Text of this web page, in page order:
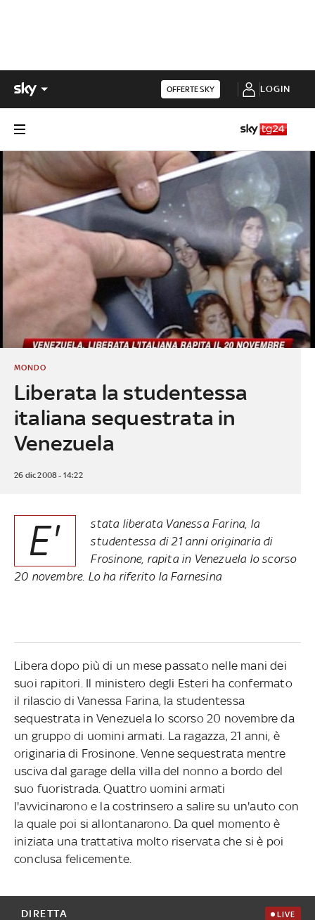
OFFERTE SKY LOGIN
Liberata la studentessa
italiana sequestrata in
Venezuela
MONDO
26 dic 2008 - 14:22
E'
stata liberata Vanessa Farina, la
studentessa di 21 anni originaria di
Frosinone, rapita in Venezuela lo scorso
20 novembre. Lo ha riferito la Farnesina
Libera dopo più di un mese passato nelle mani dei
suoi rapitori. Il ministero degli Esteri ha confermato
il rilascio di Vanessa Farina, la studentessa
sequestrata in Venezuela lo scorso 20 novembre da
un gruppo di uomini armati. La ragazza, 21 anni, è
originaria di Frosinone. Venne sequestrata mentre
usciva dal garage della villa del nonno a bordo del
suo fuoristrada. Quattro uomini armati
l'avvicinarono e la costrinsero a salire su un'auto con
la quale poi si allontanarono. Da quel momento è
iniziata una trattativa molto riservata che si è poi
conclusa felicemente.
DIRETTA LIVE